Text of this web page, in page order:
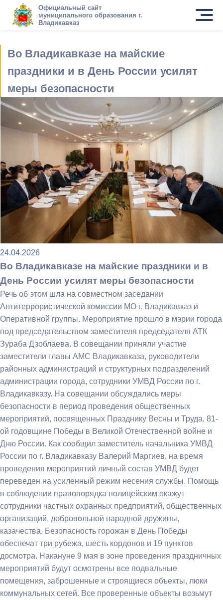
Официальный сайт
муниципального образования г.
Владикавказ
Во Владикавказе на майские
праздники и в День России усилят
меры безопасности
24.04.2026
Во Владикавказе на майские праздники и в
День России усилят меры безопасности
Речь об этом шла на совместном заседании
Антитеррористической комиссии МО г. Владикавказ и
Оперативной группы. Мероприятие прошло в мэрии города
под председательством заместителя председателя АТК
Зураба Дзоблаева. В совещании приняли участие
заместители главы АМС Владикавказа, руководители
районных администраций и структурных подразделений
администрации города, сотрудники УМВД России по г.
Владикавказу. На совещании обсуждались меры
безопасности в период проведения общественных
мероприятий, посвященных Празднику Весны и Труда, 81-
ой годовщине Победы в Великой Отечественной войне и
Дню России. Как сообщил заместитель начальника УМВД
России по г. Владикавказу Валерий Маргиев, на время
проведения мероприятий личный состав УМВД будет
переведен на усиленный режим несения службы. Помощь
в соблюдении правопорядка полицейским окажут
сотрудники частных охранных предприятий, общественных
организаций, добровольной народной дружины,
казачества. Безопасность горожан в День Победы
обеспечат три рубежа, шесть кордонов и 19 пунктов
досмотра. Накануне 9 мая в зоне проведения праздничных
мероприятий будут осмотрены все подвальные
помещения, заброшенные и строящиеся объекты, люки
коммунальных сетей. Все проверенные объекты возьмут